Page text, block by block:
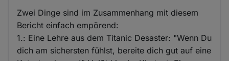
Zwei Dinge sind im Zusammenhang mit diesem
Bericht einfach empörend:
1.: Eine Lehre aus dem Titanic Desaster: "Wenn Du
dich am sichersten fühlst, bereite dich gut auf eine